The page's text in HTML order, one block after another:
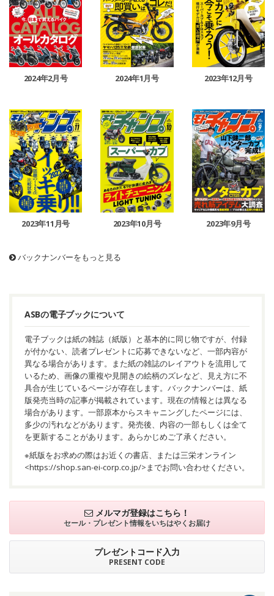
2024年2月号 2024年1月号 2023年12月号
2023年11月号 2023年10月号 2023年9月号
バックナンバーをもっと見る
ASBの電子ブックについて
電子ブックは紙の雑誌（紙版）と基本的に同じ物ですが、付録
が付かない、読者プレゼントに応募できないなど、一部内容が
異なる場合があります。また紙の雑誌のレイアウトを流用して
いるため、画像の重複や見開きの絵柄のズレなど、見え方に不
具合が生じているページが存在します。バックナンバーは、紙
版発売当時の記事が掲載されています。現在の情報とは異なる
場合があります。一部原本からスキャニングしたページには、
多少の汚れなどがあります。発売後、内容の一部もしくは全て
を更新することがあります。あらかじめご了承ください。
※紙版をお求めの際はお近くの書店、または三栄オンライン
<https://shop.san-ei-corp.co.jp/>までお問い合わせください。
メルマガ登録はこちら！
セール・プレゼント情報をいちはやくお届け
プレゼントコード入力
PRESENT CODE